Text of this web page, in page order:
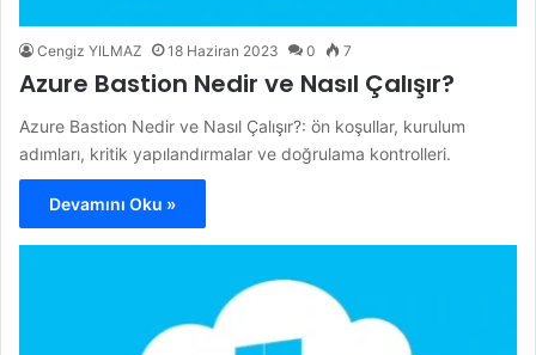
Cengiz YILMAZ 18 Haziran 2023 0 7
Azure Bastion Nedir ve Nasıl Çalışır?
Azure Bastion Nedir ve Nasıl Çalışır?: ön koşullar, kurulum
adımları, kritik yapılandırmalar ve doğrulama kontrolleri.
Devamını Oku »